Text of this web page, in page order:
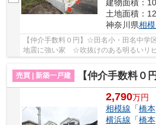
建物面積：
土地面積：
神奈川県相
【仲介手数料０円】☆田名小・田名中
地震に強い家 ☆吹抜けのある明るいリ
件 ☆長期優良住宅 ☆室内物干し付きで
売買 | 新築一戸建
【仲介手数料０円】相模原市中
2,790万円
相模線 「橋本
横浜線 「橋本